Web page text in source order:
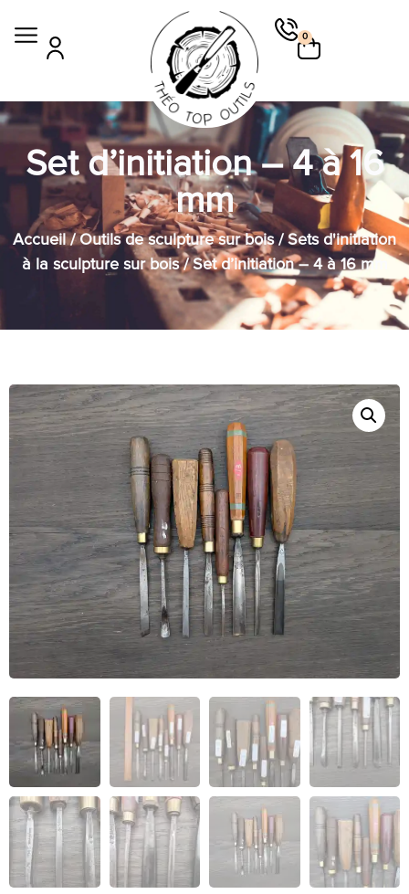
0
Set d’initiation – 4 à 16
mm
Accueil/Outils de sculpture sur bois/Sets d'initiation
à la sculpture sur bois/ Set d’initiation – 4 à 16 mm